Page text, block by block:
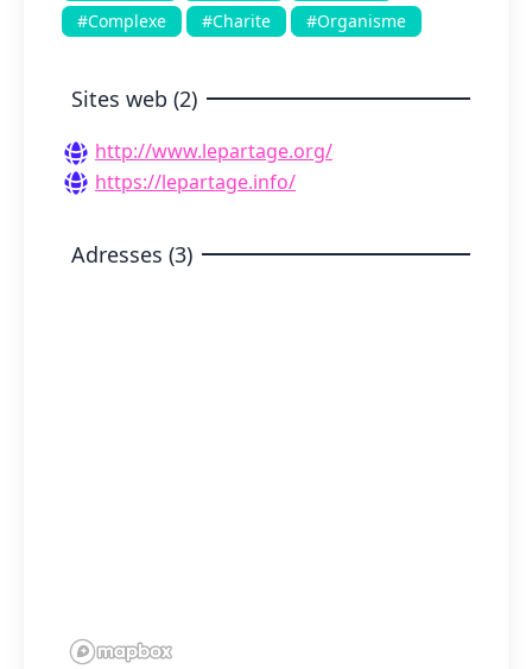
#Complexe
#Charite #Organisme
Sites web (2)
http://www.lepartage.org/
https://lepartage.info/
Adresses (3)